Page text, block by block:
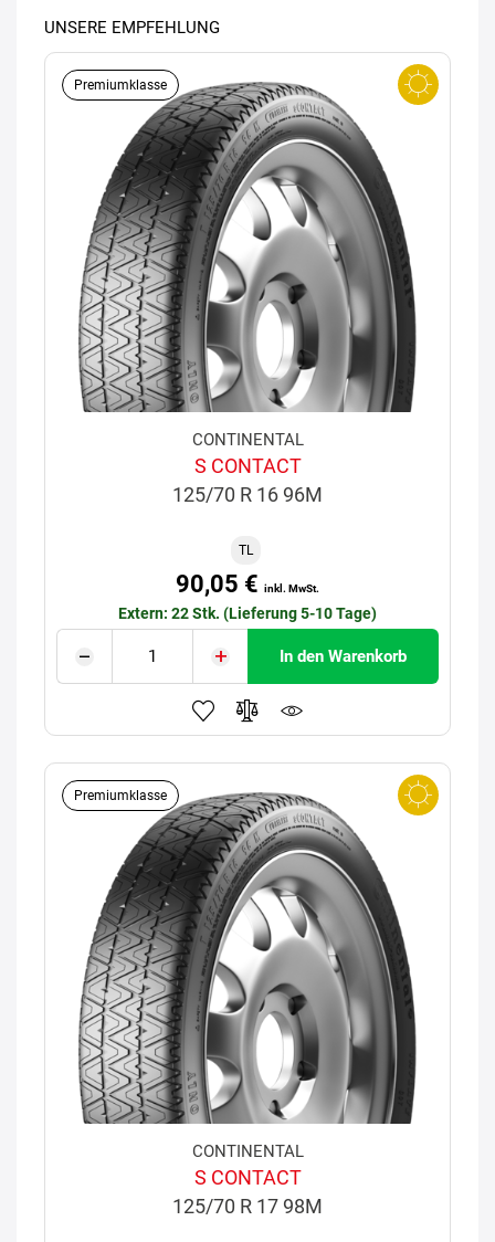
UNSERE EMPFEHLUNG
Premiumklasse
CONTINENTAL
S CONTACT
125/70 R 16 96M
TL
90,05 € inkl. MwSt.
Extern: 22 Stk. (Lieferung 5-10 Tage)
In den Warenkorb
Premiumklasse
CONTINENTAL
S CONTACT
125/70 R 17 98M